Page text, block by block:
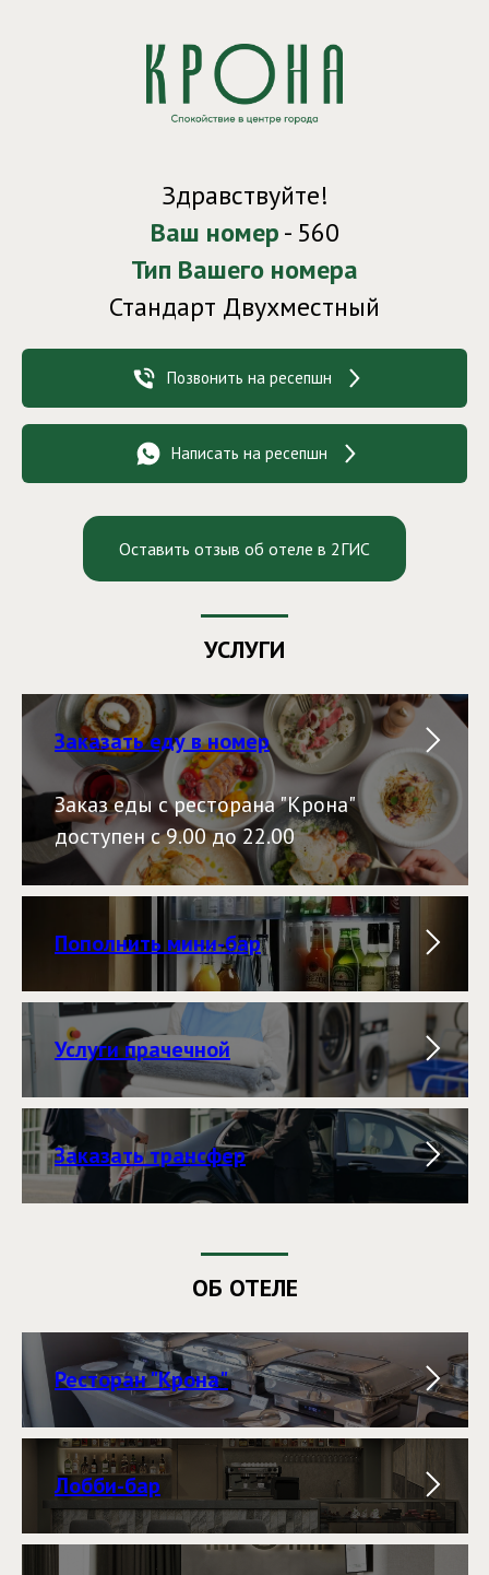
Здравствуйте!
Ваш номер- 560
Тип Вашего номера
Стандарт Двухместный
Позвонить на ресепшн
Написать на ресепшн
Оставить отзыв об отеле в 2ГИС
УСЛУГИ
Заказать еду в номер
Заказ еды с ресторана "Крона"
доступен с 9.00 до 22.00
Пополнить мини-бар
Услуги прачечной
Заказать трансфер
ОБ ОТЕЛЕ
Ресторан "Крона"
Лобби-бар